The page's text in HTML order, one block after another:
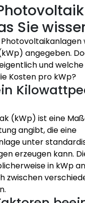
Sie
angegeben.
und
Kosten pro kWp?
(kWp) ist eine
angibt, die eine
unter
erzeugen kann.
in kWp
zwischen